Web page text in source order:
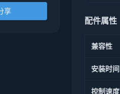
享
配件属性
兼容性
安装时间
控制速度